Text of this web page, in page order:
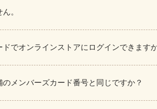
。
でオンラインストアにログインできます
メンバーズカード番号と同じですか？